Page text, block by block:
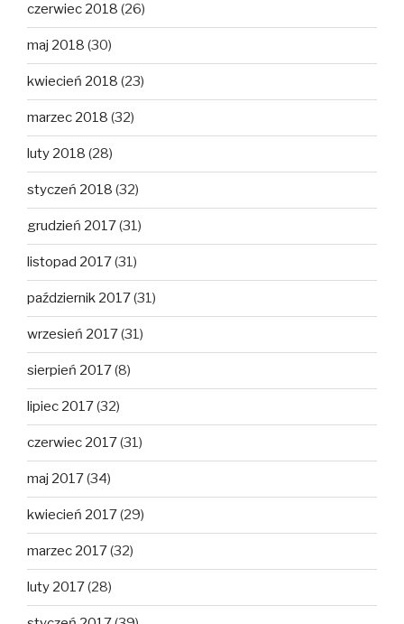
czerwiec 2018 (26)
maj 2018 (30)
kwiecień 2018 (23)
marzec 2018 (32)
luty 2018 (28)
styczeń 2018 (32)
grudzień 2017(31)
listopad 2017(31)
październik 2017(31)
wrzesień 2017(31)
sierpień 2017(8)
lipiec 2017(32)
czerwiec 2017(31)
maj 2017(34)
kwiecień 2017(29)
marzec 2017(32)
luty 2017(28)